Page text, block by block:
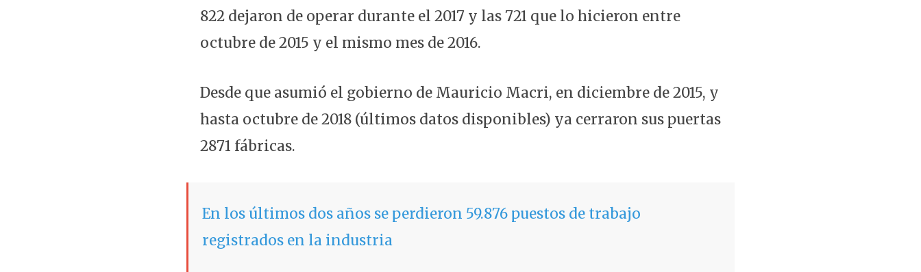
822 dejaron de operar durante el 2017 y las 721 que lo hicieron entre
octubre de 2015 y el mismo mes de 2016.
Desde que asumió el gobierno de Mauricio Macri, en diciembre de 2015, y
hasta octubre de 2018 (últimos datos disponibles) ya cerraron sus puertas
2871 fábricas.
En los últimos dos años se perdieron 59.876 puestos de trabajo
registrados en la industria